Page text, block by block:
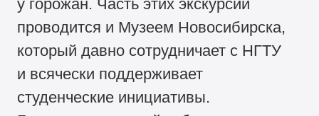
у горожан. Часть этих экскурсий
проводится и Музеем Новосибирска,
который давно сотрудничает с НГТУ
и всячески поддерживает
студенческие инициативы.